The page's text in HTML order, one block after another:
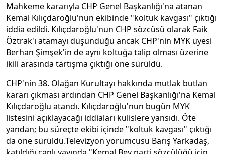
Mahkeme kararıyla CHP Genel Başkanlığı'na atanan
Kemal Kılıçdaroğlu'nun ekibinde "koltuk kavgası" çıktığı
iddia edildi. Kılıçdaroğlu'nun CHP sözcüsü olarak Faik
Öztrak'ı atamayı düşündüğü ancak CHP'nin MYK üyesi
Berhan Şimşek'in de aynı koltuğa talip olması üzerine
ikili arasında tartışma çıktığı öne sürüldü.
CHP'nin 38. Olağan Kurultayı hakkında mutlak butlan
kararı çıkması ardından CHP Genel Başkanlığı'na Kemal
Kılıçdaroğlu atandı. Kılıçdaroğlu'nun bugün MYK
listesini açıklayacağı iddiaları kulislere yansıdı. Öte
yandan; bu süreçte ekibi içinde "koltuk kavgası" çıktığı
da öne sürüldü.Televizyon yorumcusu Barış Yarkadaş,